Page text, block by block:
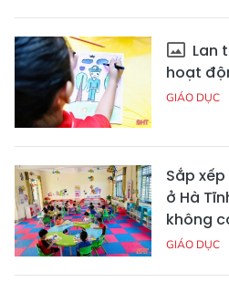
Lan
hoạt
GIÁO DỤC
Sắp
ở Hà
không
GIÁO DỤC